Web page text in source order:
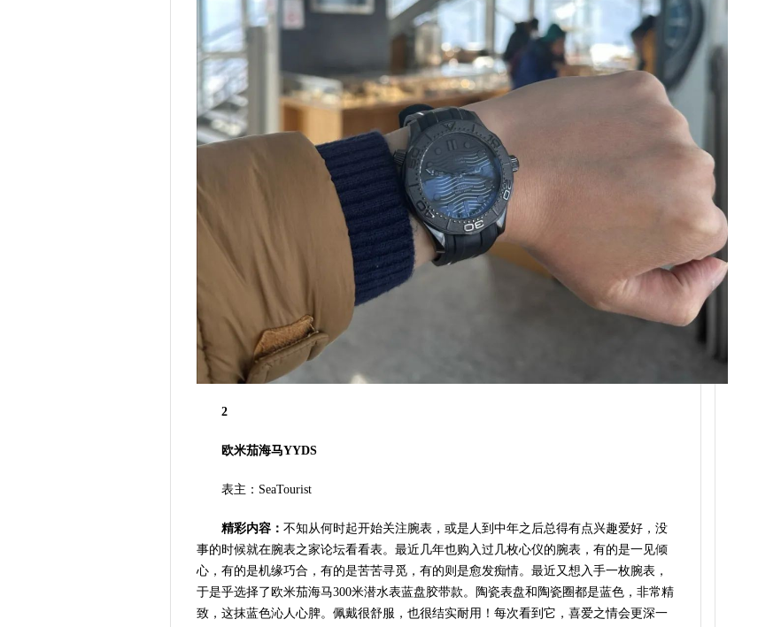
2
欧米茄海马YYDS
表主：SeaTourist
精彩内容： 不知从何时起开始关注腕表，或是人到中年之后总得有点兴趣爱好，没
事的时候就在腕表之家论坛看看表。最近几年也购入过几枚心仪的腕表，有的是一见倾
心，有的是机缘巧合，有的是苦苦寻觅，有的则是愈发痴情。最近又想入手一枚腕表，
于是乎选择了欧米茄海马300米潜水表蓝盘胶带款。陶瓷表盘和陶瓷圈都是蓝色，非常精
致，这抹蓝色沁人心脾。佩戴很舒服，也很结实耐用！每次看到它，喜爱之情会更深一